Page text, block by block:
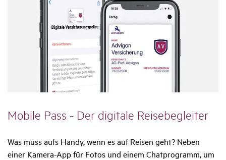
Mobile Pass - Der digi­tale Reise­be­gleiter
Was muss aufs Handy, wenn es auf Reisen geht? Neben
einer Kamera-App für Fotos und einem Chatprogramm, um